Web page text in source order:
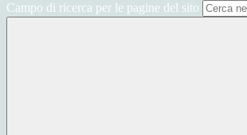
Campo di ricerca per le pagine del sito